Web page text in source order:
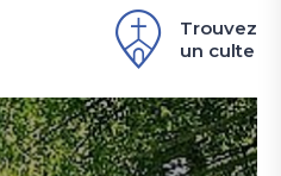
Trouvez
un culte